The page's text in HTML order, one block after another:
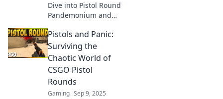
Dive into Pistol Round
Pandemonium and
and strategies to
dominate with every
bullet in CSGO!
Pistols and Panic:
Surviving the
Chaotic World of
CSGO Pistol
Rounds
Gaming Sep 9, 2025